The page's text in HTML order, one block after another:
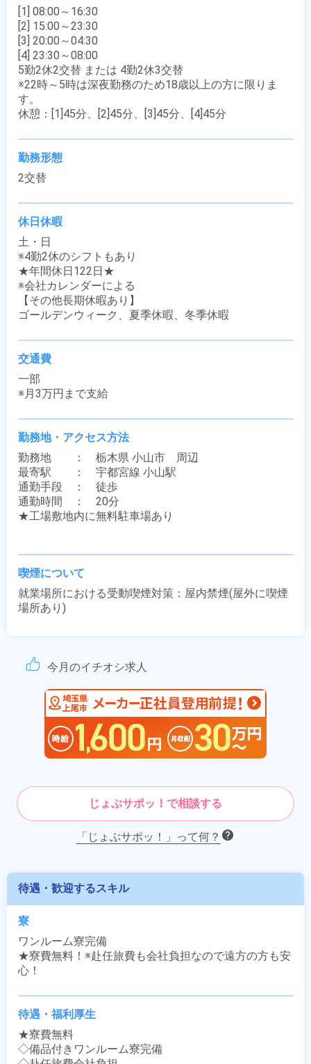
[1] 08:00～16:30
[2] 15:00～23:30
[3] 20:00～04:30
[4] 23:30～08:00
5勤2休2交替 または 4勤2休3交替
※22時～5時は深夜勤務のため18歳以上の方に限りま
す。
休憩：[1]45分、[2]45分、[3]45分、[4]45分
勤務形態
2交替
休日休暇
土・日
※4勤2休のシフトもあり
★年間休日122日★
※会社カレンダーによる
【その他長期休暇あり】
ゴールデンウィーク、夏季休暇、冬季休暇
交通費
一部
※月3万円まで支給
勤務地・アクセス方法
勤務地　　：　栃木県 小山市　周辺
最寄駅　　：　宇都宮線 小山駅
通勤手段　：　徒歩
通勤時間　：　20分
★工場敷地内に無料駐車場あり
喫煙について
就業場所における受動喫煙対策：屋内禁煙(屋外に喫煙
場所あり)
今月のイチオシ求人
じょぶサポッ！で相談する
「じょぶサポッ！」って何？
待遇・歓迎するスキル
寮
ワンルーム寮完備
★寮費無料！※赴任旅費も会社負担なので遠方の方も安
心！
待遇・福利厚生
★寮費無料
◇備品付きワンルーム寮完備